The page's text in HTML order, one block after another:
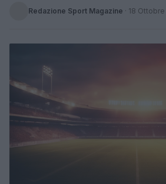
Redazione Sport Magazine · 18